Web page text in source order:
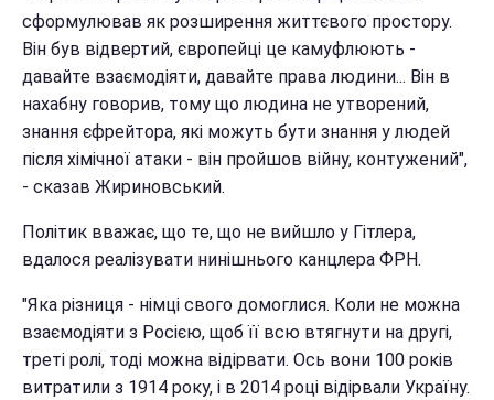
сформулював як розширення життєвого простору.
Він був відвертий, європейці це камуфлюють -
давайте взаємодіяти, давайте права людини... Він в
нахабну говорив, тому що людина не утворений,
знання єфрейтора, які можуть бути знання у людей
після хімічної атаки - він пройшов війну, контужений",
- сказав Жириновський.
Політик вважає, що те, що не вийшло у Гітлера,
вдалося реалізувати нинішнього канцлера ФРН.
"Яка різниця - німці свого домоглися. Коли не можна
взаємодіяти з Росією, щоб її всю втягнути на другі,
треті ролі, тоді можна відірвати. Ось вони 100 років
витратили з 1914 року, і в 2014 році відірвали Україну.